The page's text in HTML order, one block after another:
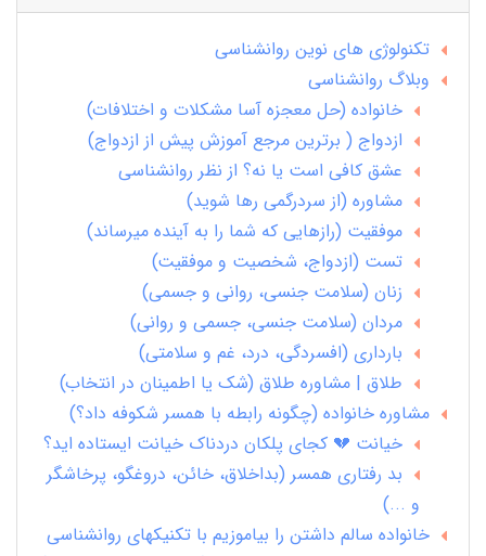
تکنولوژی های نوین روانشناسی
وبلاگ روانشناسی
خانواده (حل معجزه آسا مشکلات و اختلافات)
ازدواج ( برترین مرجع آموزش پیش از ازدواج)
عشق کافی است یا نه؟ از نظر روانشناسی
مشاوره (از سردرگمی رها شوید)
موفقیت (رازهایی که شما را به آینده میرساند)
تست (ازدواج، شخصیت و موفقیت)
زنان (سلامت جنسی، روانی و جسمی)
مردان (سلامت جنسی، جسمی و روانی)
بارداری (افسردگی، درد، غم و سلامتی)
طلاق | مشاوره طلاق (شک یا اطمینان در انتخاب)
مشاوره خانواده (چگونه رابطه با همسر شکوفه داد؟)
خیانت 💔 کجای پلکان دردناک خیانت ایستاده اید؟
بد رفتاری همسر (بداخلاق، خائن، دروغگو، پرخاشگر
و ...)
خانواده سالم داشتن را بیاموزیم با تکنیکهای روانشناسی